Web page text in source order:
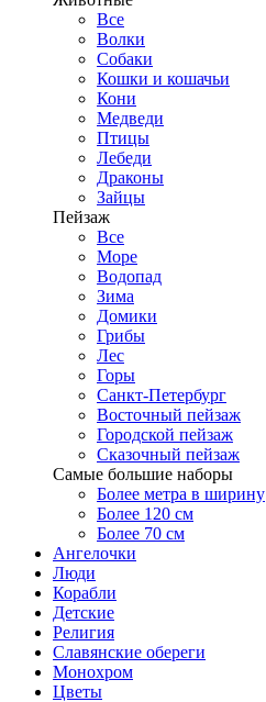
Все
Волки
Собаки
Кошки и кошачьи
Кони
Медведи
Птицы
Лебеди
Драконы
Зайцы
Пейзаж
Все
Море
Водопад
Зима
Домики
Грибы
Лес
Горы
Санкт-Петербург
Восточный пейзаж
Городской пейзаж
Сказочный пейзаж
Самые большие наборы
Более метра в ширину
Более 120 см
Более 70 см
Ангелочки
Люди
Корабли
Детские
Религия
Славянские обереги
Монохром
Цветы